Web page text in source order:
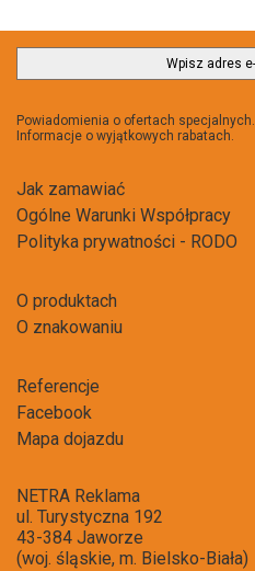
Powiadomienia o ofertach specjalnych.
Informacje o wyjątkowych rabatach.
Jak zamawiać
Ogólne Warunki Współpracy
Polityka prywatności - RODO
O produktach
O znakowaniu
Referencje
Facebook
Mapa dojazdu
NETRA Reklama
ul. Turystyczna 192
43-384 Jaworze
(woj. śląskie, m. Bielsko-Biała)